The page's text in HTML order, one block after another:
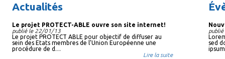
Actualités
Le projet PROTECT-ABLE ouvre son site internet!
publié le 22/01/13
Le projet PROTECT ABLE pour objectif de diffuser au
sein des Etats membres de l’Union Européenne une
procédure de d…
Lire la suite
sed